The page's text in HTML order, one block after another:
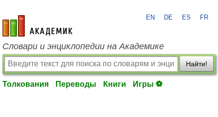
academic.ru
EN DE ES FR
Словари и энциклопедии на Академике
Найти!
Толкования Переводы Книги Игры ⚽